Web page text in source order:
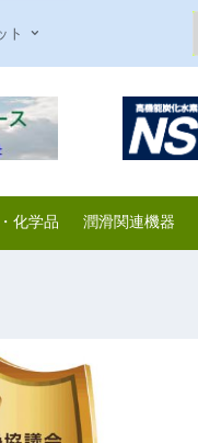
ト
化学品 潤滑関連機器